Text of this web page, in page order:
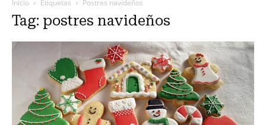
Inicio Etiquetas Postres navideños
Tag: postres navideños